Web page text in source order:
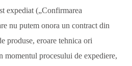
expediat („Confirmarea
nu putem onora un contract din
produse, eroare tehnica ori
momentul procesului de expediere,